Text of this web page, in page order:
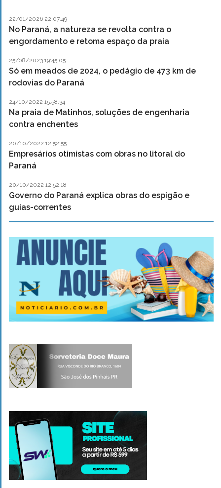
22/01/2026 22:07:49
No Paraná, a natureza se revolta contra o
engordamento e retoma espaço da praia
25/08/2023 19:45:05
Só em meados de 2024, o pedágio de 473 km de
rodovias do Paraná
24/10/2022 15:58:34
Na praia de Matinhos, soluções de engenharia
contra enchentes
20/10/2022 12:52:55
Empresários otimistas com obras no litoral do
Paraná
20/10/2022 12:52:18
Governo do Paraná explica obras do espigão e
guias-correntes